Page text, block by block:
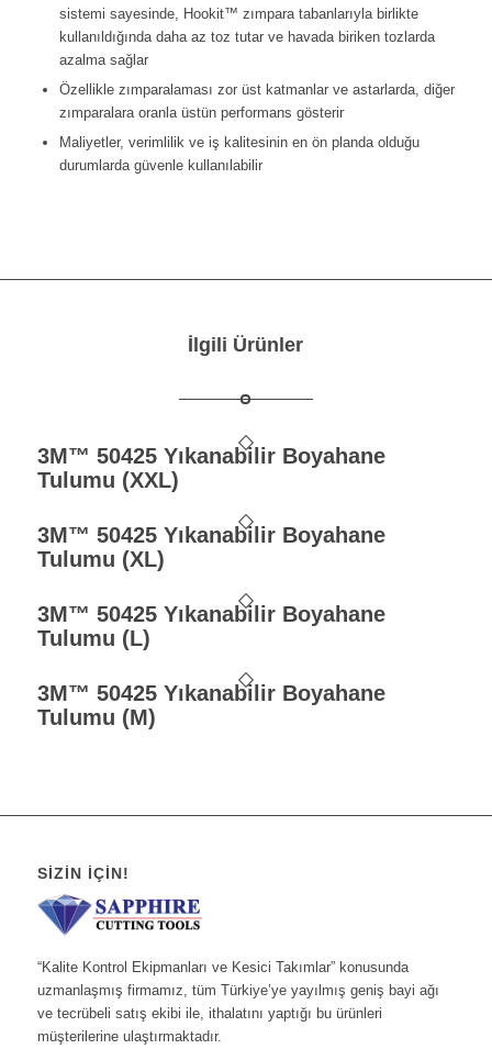
sistemi sayesinde, Hookit™ zımpara tabanlarıyla birlikte
kullanıldığında daha az toz tutar ve havada biriken tozlarda
azalma sağlar
Özellikle zımparalaması zor üst katmanlar ve astarlarda, diğer
zımparalara oranla üstün performans gösterir
Maliyetler, verimlilik ve iş kalitesinin en ön planda olduğu
durumlarda güvenle kullanılabilir
İlgili Ürünler
3M™ 50425 Yıkanabilir Boyahane
Tulumu (XXL)
3M™ 50425 Yıkanabilir Boyahane
Tulumu (XL)
3M™ 50425 Yıkanabilir Boyahane
Tulumu (L)
3M™ 50425 Yıkanabilir Boyahane
Tulumu (M)
SIZIN İÇIN!
“Kalite Kontrol Ekipmanları ve Kesici Takımlar” konusunda
uzmanlaşmış firmamız, tüm Türkiye’ye yayılmış geniş bayi ağı
ve tecrübeli satış ekibi ile, ithalatını yaptığı bu ürünleri
müşterilerine ulaştırmaktadır.